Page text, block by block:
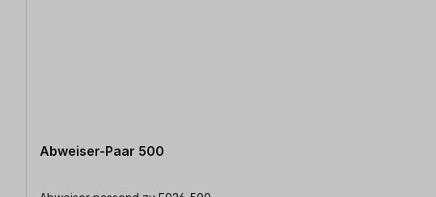
Abweiser-Paar 500